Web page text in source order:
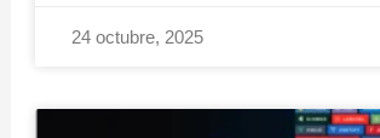
24 octubre, 2025